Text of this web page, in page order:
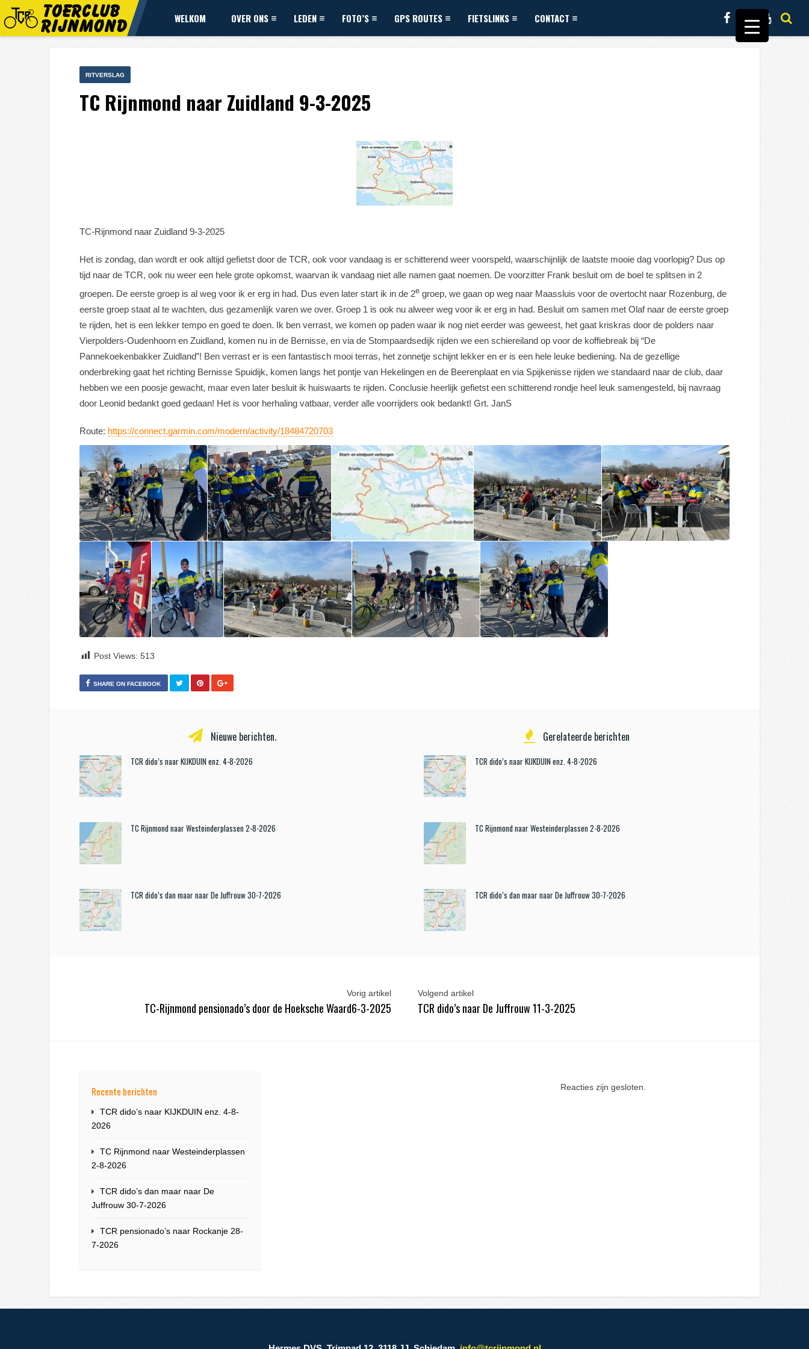
WELKOM OVER ONS LEDEN FOTO’S GPS ROUTES FIETSLINKS CONTACT
RITVERSLAG
TC Rijnmond naar Zuidland 9-3-2025
TC-Rijnmond naar Zuidland 9-3-2025
Het is zondag, dan wordt er ook altijd gefietst door de TCR, ook voor vandaag is er schitterend weer voorspeld, waarschijnlijk de laatste mooie dag voorlopig? Dus op
tijd naar de TCR, ook nu weer een hele grote opkomst, waarvan ik vandaag niet alle namen gaat noemen. De voorzitter Frank besluit om de boel te splitsen in 2
groepen. De eerste groep is al weg voor ik er erg in had. Dus even later start ik in de 2e groep, we gaan op weg naar Maassluis voor de overtocht naar Rozenburg, de
eerste groep staat al te wachten, dus gezamenlijk varen we over. Groep 1 is ook nu alweer weg voor ik er erg in had. Besluit om samen met Olaf naar de eerste groep
te rijden, het is een lekker tempo en goed te doen. Ik ben verrast, we komen op paden waar ik nog niet eerder was geweest, het gaat kriskras door de polders naar
Vierpolders-Oudenhoorn en Zuidland, komen nu in de Bernisse, en via de Stompaardsedijk rijden we een schiereiland op voor de koffiebreak bij “De
Pannekoekenbakker Zuidland”! Ben verrast er is een fantastisch mooi terras, het zonnetje schijnt lekker en er is een hele leuke bediening. Na de gezellige
onderbreking gaat het richting Bernisse Spuidijk, komen langs het pontje van Hekelingen en de Beerenplaat en via Spijkenisse rijden we standaard naar de club, daar
hebben we een poosje gewacht, maar even later besluit ik huiswaarts te rijden. Conclusie heerlijk gefietst een schitterend rondje heel leuk samengesteld, bij navraag
door Leonid bedankt goed gedaan! Het is voor herhaling vatbaar, verder alle voorrijders ook bedankt! Grt. JanS
Route: https://connect.garmin.com/modern/activity/18484720703
Post Views: 513
SHARE ON FACEBOOK
Nieuwe berichten.
TCR dido’s naar KIJKDUIN enz. 4-8-2026
TC Rijnmond naar Westeinderplassen 2-8-2026
TCR dido’s dan maar naar De Juffrouw 30-7-2026
Gerelateerde berichten
TCR dido’s naar KIJKDUIN enz. 4-8-2026
TC Rijnmond naar Westeinderplassen 2-8-2026
TCR dido’s dan maar naar De Juffrouw 30-7-2026
Vorig artikel
TC-Rijnmond pensionado’s door de Hoeksche Waard6-3-2025
Volgend artikel
TCR dido’s naar De Juffrouw 11-3-2025
Recente berichten
TCR dido’s naar KIJKDUIN enz. 4-8-
2026
TC Rijnmond naar Westeinderplassen
2-8-2026
TCR dido’s dan maar naar De
Juffrouw 30-7-2026
TCR pensionado’s naar Rockanje 28-
7-2026
Reacties zijn gesloten.